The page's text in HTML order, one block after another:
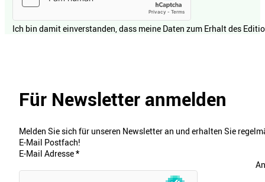
Ich bin damit einverstanden, dass meine Daten zum Erhalt des
Für Newsletter anmelden
Melden Sie sich für unseren Newsletter an und erhalten Sie
E-Mail Postfach!
E-Mail Adresse*